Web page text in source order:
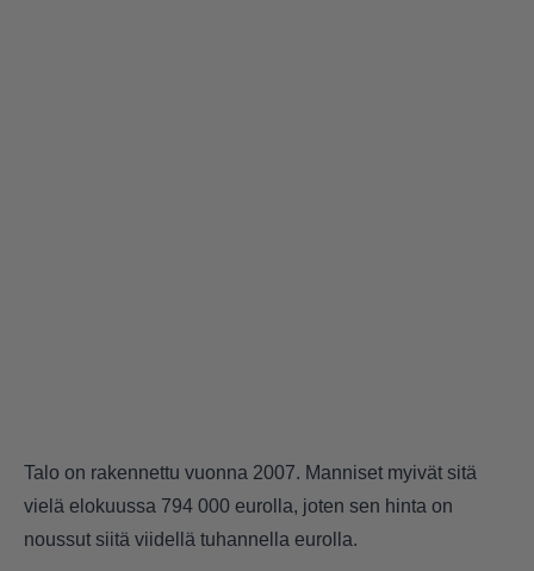
Talo on rakennettu vuonna 2007. Manniset myivät sitä
vielä elokuussa 794 000 eurolla, joten sen hinta on
noussut siitä viidellä tuhannella eurolla.